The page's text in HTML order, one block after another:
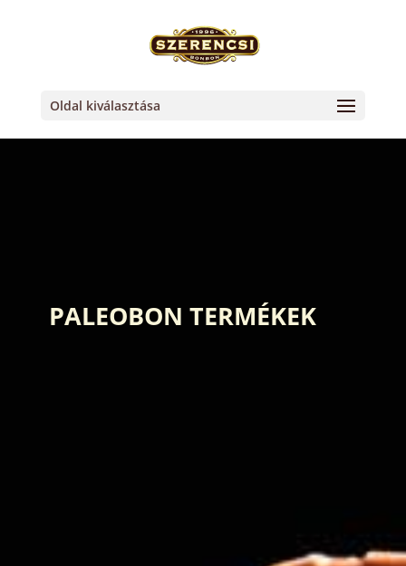
Oldal kiválasztása
PALEOBON TERMÉKEK